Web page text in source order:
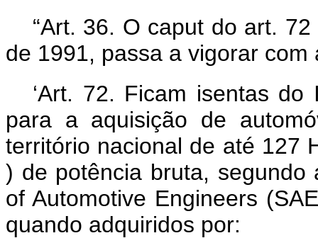
“Art. 36. O caput do art. 72
de 1991, passa a vigorar com
‘Art. 72. Ficam isentas
para a aquisição de
território nacional de até 127
) de potência bruta,
of Automotive Engineers
quando adquiridos por: